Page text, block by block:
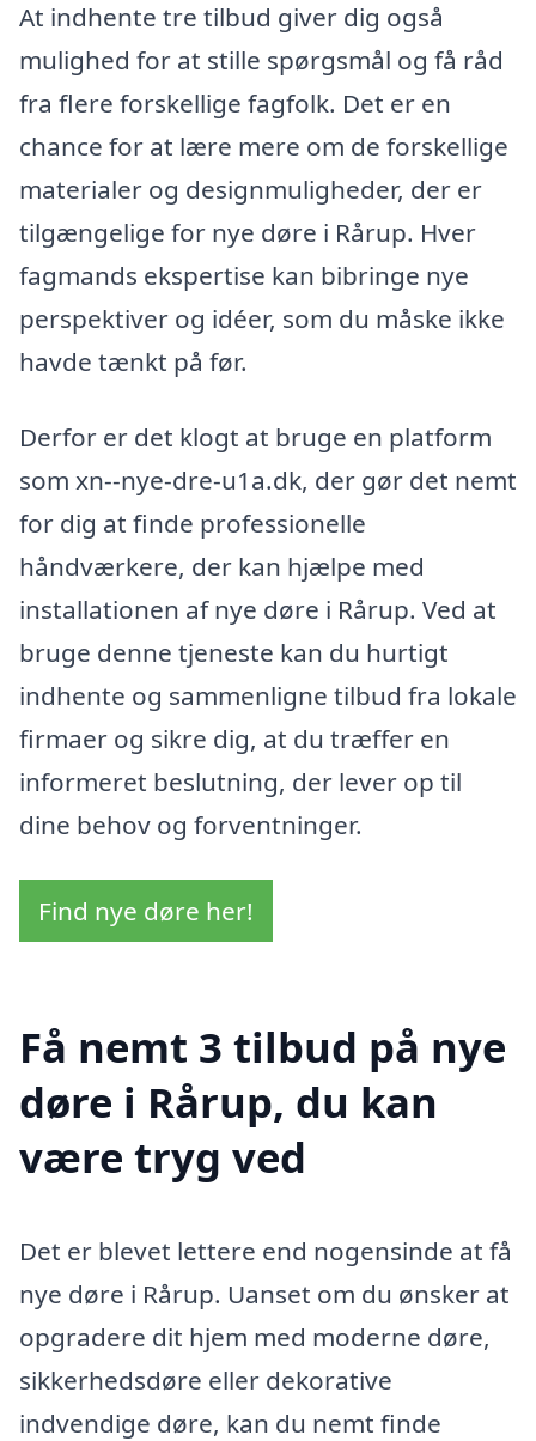
At indhente tre tilbud giver dig også
mulighed for at stille spørgsmål og få råd
fra flere forskellige fagfolk. Det er en
chance for at lære mere om de forskellige
materialer og designmuligheder, der er
tilgængelige for nye døre i Rårup. Hver
fagmands ekspertise kan bibringe nye
perspektiver og idéer, som du måske ikke
havde tænkt på før.
Derfor er det klogt at bruge en platform
som xn--nye-dre-u1a.dk, der gør det nemt
for dig at finde professionelle
håndværkere, der kan hjælpe med
installationen af nye døre i Rårup. Ved at
bruge denne tjeneste kan du hurtigt
indhente og sammenligne tilbud fra lokale
firmaer og sikre dig, at du træffer en
informeret beslutning, der lever op til
dine behov og forventninger.
Find nye døre her!
Få nemt 3 tilbud på nye
døre i Rårup, du kan
være tryg ved
Det er blevet lettere end nogensinde at få
nye døre i Rårup. Uanset om du ønsker at
opgradere dit hjem med moderne døre,
sikkerhedsdøre eller dekorative
indvendige døre, kan du nemt finde